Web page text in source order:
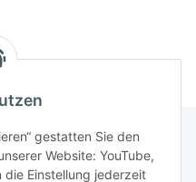
gestatten Sie den
Website: YouTube,
die Einstellung jederzeit